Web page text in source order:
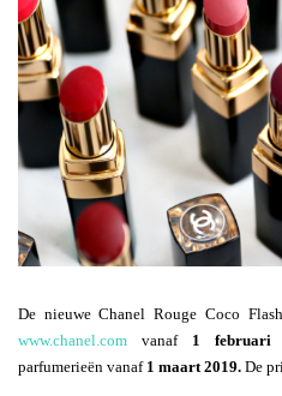
De nieuwe Chanel Rouge Coco
www.chanel.com vanaf 1 februari
parfumerieën vanaf 1 maart 2019. De